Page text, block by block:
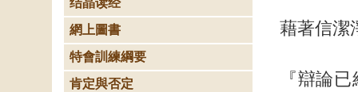
藉著信潔
『辯論
结晶读经
網上圖書
特會訓練綱要
肯定與否定